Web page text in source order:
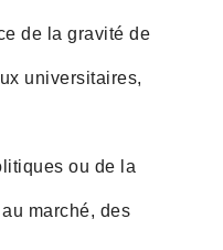
de la gravité de
universitaires,
ou de la
marché, des